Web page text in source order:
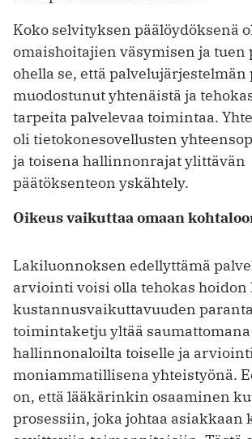
Koko selvityksen päälöydöksenä
omaishoitajien väsymisen ja tuen
ohella se, että palvelujärjestelmän
muodostunut yhtenäistä ja
tarpeita palvelevaa toimintaa.
oli tieto­konesovellusten
ja toisena hallinnonrajat ylittävän
päätöksenteon yskähtely.
Oikeus vaikuttaa omaan
Lakiluonnoksen edellyttämä
arviointi voisi olla tehokas hoidon
kustannusvaikuttavuuden
toimintaketju yltää saumattomana
hallinnonaloilta toiselle ja
moniammatillisena yhteistyönä.
on, että lääkärinkin osaaminen
prosessiin, joka johtaa asiakkaan